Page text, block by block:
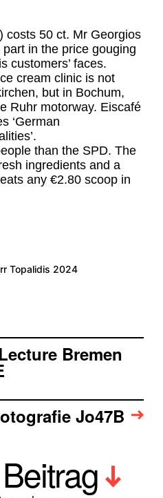
costs 50 ct. Mr Georgios
in the price gouging
customers’ faces.
cream clinic is not
but in Bochum,
Ruhr motorway. Eiscafé
‘German
than the SPD. The
ingredients and a
any €2.80 scoop in
Topalidis 2024
Bremen
Jo47B